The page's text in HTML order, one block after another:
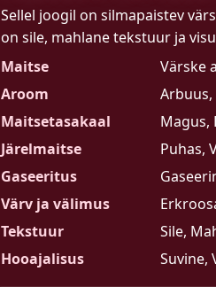
Sellel joogil on silmapaistev
on sile, mahlane tekstuur ja
Maitse
Värske
Aroom
Arbuus,
Maitsetasakaal
Magus,
Järelmaitse
Puhas,
Gaseeritus
Värv ja välimus
Tekstuur
Sile,
Hooajalisus
Suvine,